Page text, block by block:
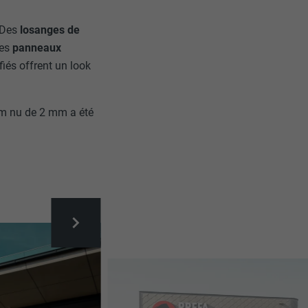
losanges de
panneaux
offrent un look
nu de 2 mm a été